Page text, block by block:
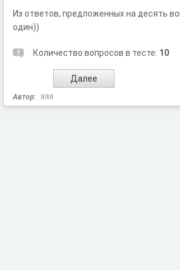
Из ответов, предложенных на десять
один))
Количество вопросов в тесте: 10
Автор: ЯЯЯ